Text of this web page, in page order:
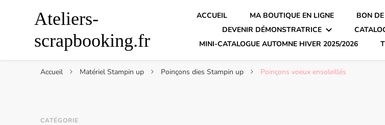
Ateliers-
scrapbooking.fr
ACCUEIL MA BOUTIQUE EN LIGNE
BON
DEVENIR DÉMONSTRATRICE
MINI-CATALOGUE AUTOMNE HIVER 2025/2026
Accueil Matériel Stampin up Poinçons dies Stampin up Poinçons voeux ensoleillés
CATÉGORIE